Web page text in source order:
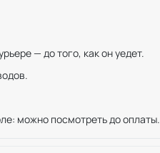
— до того, как он уедет.
можно посмотреть до оплаты.